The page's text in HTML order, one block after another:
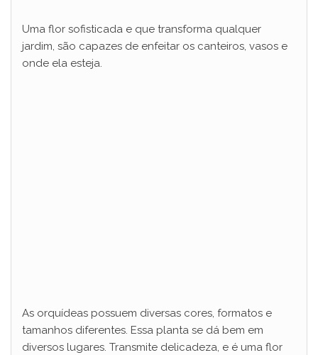
Uma flor sofisticada e que transforma qualquer
jardim, são capazes de enfeitar os canteiros, vasos e
onde ela esteja.
As orquídeas possuem diversas cores, formatos e
tamanhos diferentes. Essa planta se dá bem em
diversos lugares. Transmite delicadeza, e é uma flor